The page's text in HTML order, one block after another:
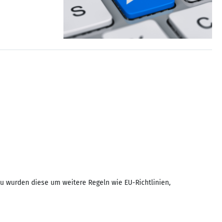
diese um weitere Regeln wie EU-Richtlinien,